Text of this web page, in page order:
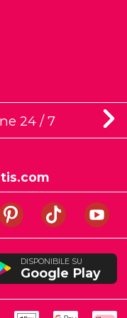
24 / 7
DISPONIBILE SU
Google Play